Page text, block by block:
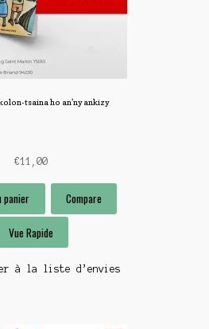
tsaina ho an’ny ankizy
€11,00
panier Compare
Vue Rapide
à la liste d’envies